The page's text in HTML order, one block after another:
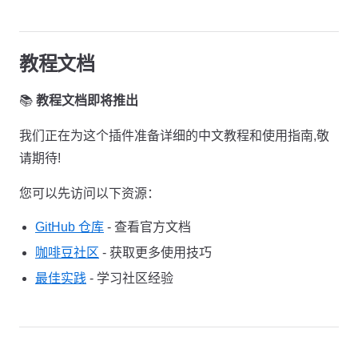
教程文档
📚 教程文档即将推出
我们正在为这个插件准备详细的中文教程和使用指南,敬
请期待!
您可以先访问以下资源：
GitHub 仓库 - 查看官方文档
咖啡豆社区 - 获取更多使用技巧
最佳实践 - 学习社区经验